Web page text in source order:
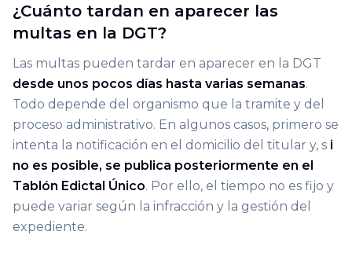
¿Cuánto tardan en aparecer las
multas en la DGT?
Las multas pueden tardar en aparecer en la DGT
desde unos pocos días hasta varias semanas.
Todo depende del organismo que la tramite y del
proceso administrativo. En algunos casos, primero se
intenta la notificación en el domicilio del titular y, s i
no es posible, se publica posteriormente en el
Tablón Edictal Único. Por ello, el tiempo no es fijo y
puede variar según la infracción y la gestión del
expediente.